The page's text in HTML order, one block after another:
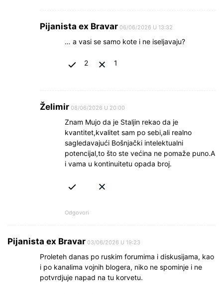
Pijanista ex Bravar 06/06/2026 U 13:32
… a vasi se samo kote i ne iseljavaju?
2 1
Želimir 08/06/2026 U 20:00
Znam Mujo da je Staljin rekao da je
kvantitet,kvalitet sam po sebi,ali realno
sagledavajući Bošnjački intelektualni
potencijal,to što ste većina ne pomaže puno.A
i vama u kontinuitetu opada broj.
Odgovori
Pijanista ex Bravar 03/06/2026 U 19:23
Proleteh danas po ruskim forumima i diskusijama, kao
i po kanalima vojnih blogera, niko ne spominje i ne
potvrdjuje napad na tu korvetu.